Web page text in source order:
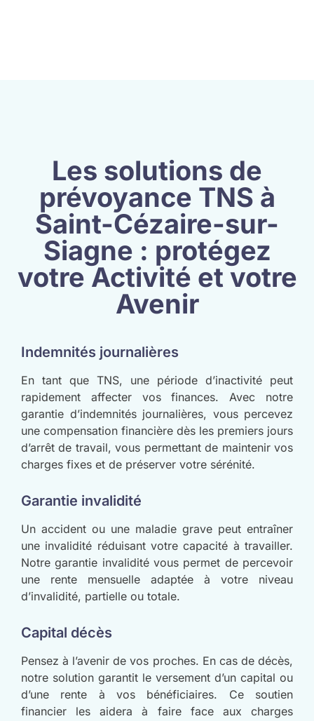
Les solutions de
prévoyance TNS à
Saint-Cézaire-sur-
Siagne : protégez
votre Activité et votre
Avenir
Indemnités journalières
En tant que TNS, une période d’inactivité peut
rapidement affecter vos finances. Avec notre
garantie d’indemnités journalières, vous percevez
une compensation financière dès les premiers jours
d’arrêt de travail, vous permettant de maintenir vos
charges fixes et de préserver votre sérénité.
Garantie invalidité
Un accident ou une maladie grave peut entraîner
une invalidité réduisant votre capacité à travailler.
Notre garantie invalidité vous permet de percevoir
une rente mensuelle adaptée à votre niveau
d’invalidité, partielle ou totale.
Capital décès
Pensez à l’avenir de vos proches. En cas de décès,
notre solution garantit le versement d’un capital ou
d’une rente à vos bénéficiaires. Ce soutien
financier les aidera à faire face aux charges